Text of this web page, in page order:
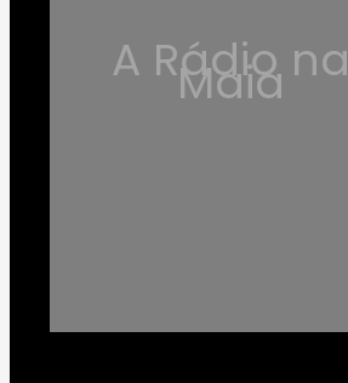
A Rádio na
Maia